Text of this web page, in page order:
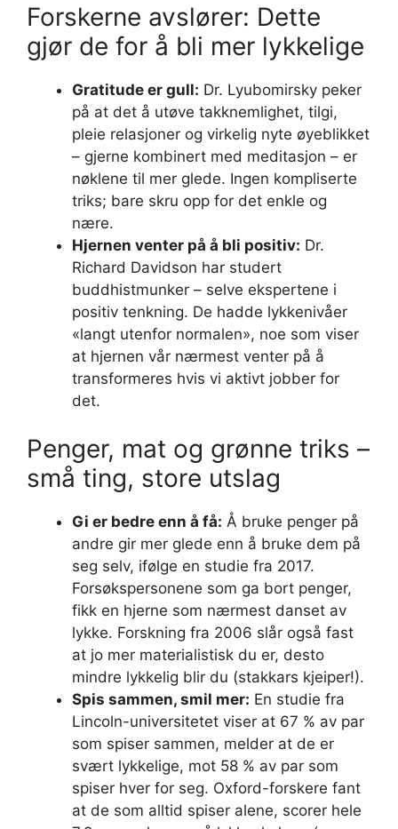
Forskerne avslører: Dette
gjør de for å bli mer lykkelige
Gratitude er gull: Dr. Lyubomirsky peker
på at det å utøve takknemlighet, tilgi,
pleie relasjoner og virkelig nyte øyeblikket
– gjerne kombinert med meditasjon – er
nøklene til mer glede. Ingen kompliserte
triks; bare skru opp for det enkle og
nære.
Hjernen venter på å bli positiv: Dr.
Richard Davidson har studert
buddhistmunker – selve ekspertene i
positiv tenkning. De hadde lykkenivåer
«langt utenfor normalen», noe som viser
at hjernen vår nærmest venter på å
transformeres hvis vi aktivt jobber for
det.
Penger, mat og grønne triks –
små ting, store utslag
Gi er bedre enn å få: Å bruke penger på
andre gir mer glede enn å bruke dem på
seg selv, ifølge en studie fra 2017.
Forsøkspersonene som ga bort penger,
fikk en hjerne som nærmest danset av
lykke. Forskning fra 2006 slår også fast
at jo mer materialistisk du er, desto
mindre lykkelig blir du (stakkars kjeiper!).
Spis sammen, smil mer: En studie fra
Lincoln-universitetet viser at 67 % av par
som spiser sammen, melder at de er
svært lykkelige, mot 58 % av par som
spiser hver for seg. Oxford-forskere fant
at de som alltid spiser alene, scorer hele